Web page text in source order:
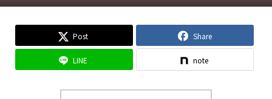
Post Share
LINE note